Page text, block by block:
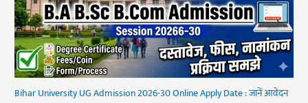
Bihar University UG Admission 2026-30 Online Apply Date : जानें आवेदन